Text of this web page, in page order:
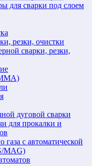
для сварки под слоем
резки, очистки
сварки, резки,
дуговой сварки
для прокалки и
газа с автоматической
MAG)